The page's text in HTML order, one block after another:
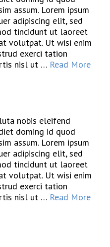
assum. Lorem ipsum
adipiscing elit, sed
tincidunt ut laoreet
volutpat. Ut wisi enim
exerci tation
nisl ut … Read More
nobis eleifend
doming id quod
assum. Lorem ipsum
adipiscing elit, sed
tincidunt ut laoreet
volutpat. Ut wisi enim
exerci tation
nisl ut … Read More